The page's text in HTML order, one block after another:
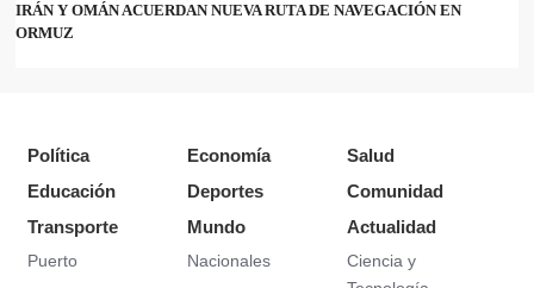
IRÁN Y OMÁN ACUERDAN NUEVA RUTA DE NAVEGACIÓN EN
ORMUZ
Política Economía
Salud
Educación
Deportes
Comunidad
Transporte
Puerto
Mundo
Nacionales
Actualidad
Ciencia y